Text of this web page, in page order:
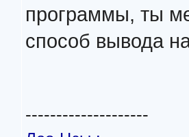
программы, ты
способ вывода
--------------------